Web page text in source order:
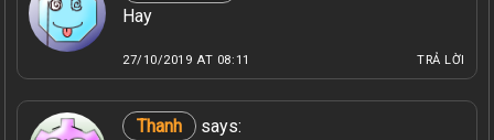
Hay
27/10/2019 AT 08:11 TRẢ LỜI
Thanh
says: